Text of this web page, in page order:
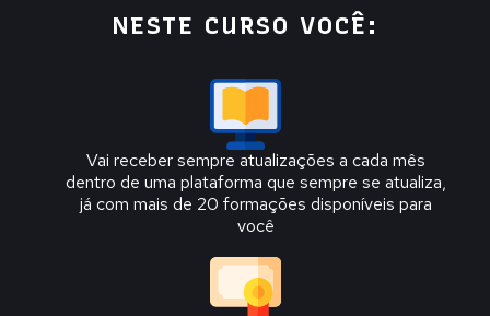
NESTE CURSO VOCÊ:
Vai receber sempre atualizações a cada mês
dentro de uma plataforma que sempre se atualiza,
já com mais de 20 formações disponíveis para
você